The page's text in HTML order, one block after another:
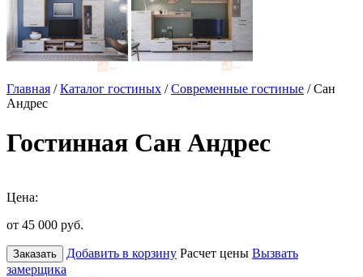
Главная /Каталог гостиных /Современные гостиные / Сан
Андрес
Гостинная Сан Андрес
Цена:
от 45 000 руб.
Заказать Добавить в корзину Расчет цены Вызвать
замерщика